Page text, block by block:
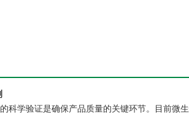
科学验证是确保产品质量的关键环节。目前微